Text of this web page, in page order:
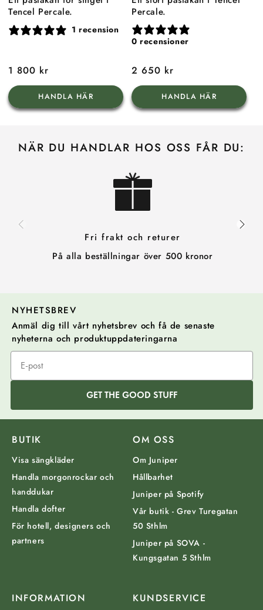
Tencel Percale.
1 recension
Ordinarie
pris
1 800 kr
HANDLA HÄR
Percale.
0 recensioner
Ordinarie
pris
2 650 kr
HANDLA HÄR
NÄR DU HANDLAR HOS OSS FÅR DU:
Fri frakt och returer
På alla beställningar över 500 kronor
NYHETSBREV
Anmäl dig till vårt nyhetsbrev och få de senaste
nyheterna och produktuppdateringarna
GET THE GOOD STUFF
BUTIK
Visa sängkläder
Handla morgonrockar och
handdukar
Handla dofter
För hotell, designers och
partners
OM OSS
Om Juniper
Hållbarhet
Juniper på Spotify
Vår butik - Grev Turegatan
50 Sthlm
Juniper på SOVA -
Kungsgatan 5 Sthlm
INFORMATION KUNDSERVICE